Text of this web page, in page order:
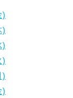
)
)
)
)
)
)